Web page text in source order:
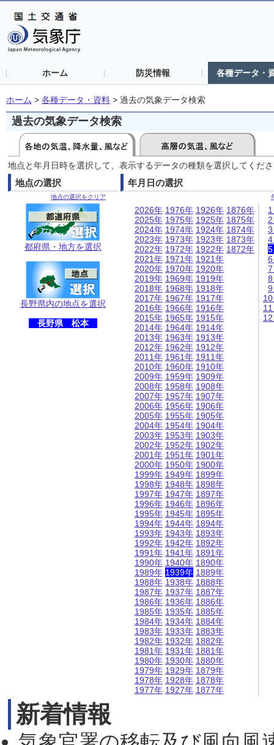
ホーム 防災情報 各種データ・
ホーム > 各種データ・資料 > 過去の気象データ検索
過去の気象データ検索
地点と年月日時を選択して、表示するデータの種類を選択してくだ
地点の選択
地点の選択をクリア
都府県・地方を選択
長野県内の地点を選択
長野県 松本
年月日の選択
2026年
2025年
2024年
2023年
2022年
2021年
2020年
2019年
2018年
2017年
2016年
2015年
2014年
2013年
2012年
2011年
2010年
2009年
2008年
2007年
2006年
2005年
2004年
2003年
2002年
2001年
2000年
1999年
1998年
1997年
1996年
1995年
1994年
1993年
1992年
1991年
1990年
1989年
1988年
1987年
1986年
1985年
1984年
1983年
1982年
1981年
1980年
1979年
1978年
1977年
1976年
1975年
1974年
1973年
1972年
1971年
1970年
1969年
1968年
1967年
1966年
1965年
1964年
1963年
1962年
1961年
1960年
1959年
1958年
1957年
1956年
1955年
1954年
1953年
1952年
1951年
1950年
1949年
1948年
1947年
1946年
1945年
1944年
1943年
1942年
1941年
1940年
1939年
1938年
1937年
1936年
1935年
1934年
1933年
1932年
1931年
1930年
1929年
1928年
1927年
1926年
1925年
1924年
1923年
1922年
1921年
1920年
1919年
1918年
1917年
1916年
1915年
1914年
1913年
1912年
1911年
1910年
1909年
1908年
1907年
1906年
1905年
1904年
1903年
1902年
1901年
1900年
1899年
1898年
1897年
1896年
1895年
1894年
1893年
1892年
1891年
1890年
1889年
1888年
1887年
1886年
1885年
1884年
1883年
1882年
1881年
1880年
1879年
1878年
1877年
1876年
1875年
1874年
1873年
1872年
新着情報